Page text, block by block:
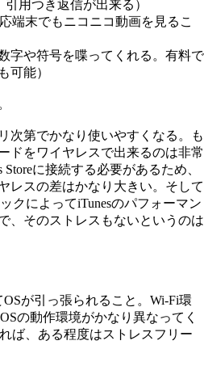
用つき返信が出来る）
端末でもニコニコ動画を見るこ
字や符号を喋ってくれる。有料で
可能）
次第でかなり使いやすくなる。も
ドをワイヤレスで出来るのは非常
Storeに接続する必要があるため、
レスの差はかなり大きい。そして
クによってiTunesのパフォーマン
、そのストレスもないというのは
が引っ張られること。Wi-Fi環
の動作環境がかなり異なってく
ば、ある程度はストレスフリー